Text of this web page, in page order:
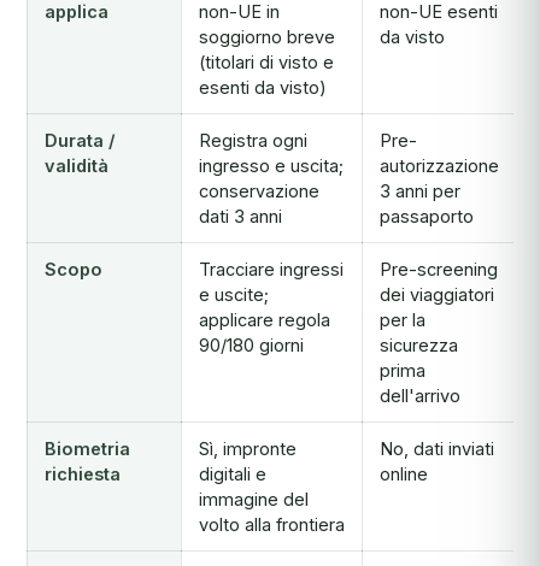
applica
non-UE in
soggiorno breve
(titolari di visto e
esenti da visto)
non-UE esenti
da visto
Durata /
validità
Registra ogni
ingresso e uscita;
conservazione
dati 3 anni
Pre-
autorizzazione
3 anni per
passaporto
Scopo
Tracciare ingressi
e uscite;
applicare regola
90/180 giorni
Pre-screening
dei viaggiatori
per la
sicurezza
prima
dell'arrivo
Biometria
richiesta
Sì, impronte
digitali e
immagine del
volto alla frontiera
No, dati inviati
online